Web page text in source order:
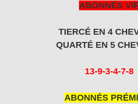
ABONNÉS
TIERCÉ EN 4
QUARTÉ EN 5
13-9-3-4-7-8
ABONNÉS